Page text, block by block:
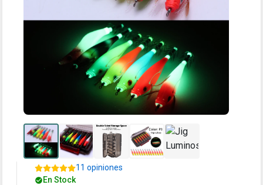
11 opiniones
En Stock